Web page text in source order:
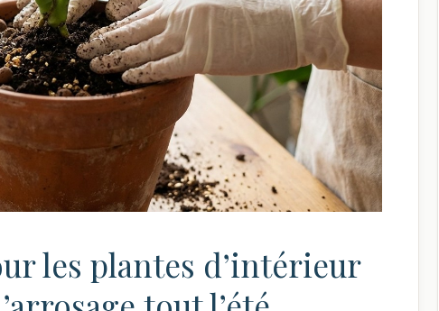
les plantes d’intérieur